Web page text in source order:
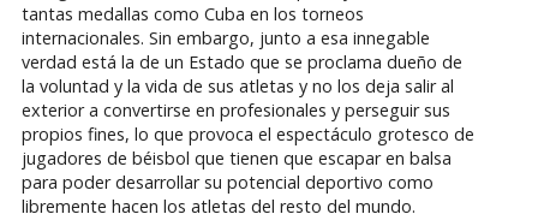
tantas medallas como Cuba en los torneos
internacionales. Sin embargo, junto a esa innegable
verdad está la de un Estado que se proclama dueño de
la voluntad y la vida de sus atletas y no los deja salir al
exterior a convertirse en profesionales y perseguir sus
propios fines, lo que provoca el espectáculo grotesco de
jugadores de béisbol que tienen que escapar en balsa
para poder desarrollar su potencial deportivo como
libremente hacen los atletas del resto del mundo.